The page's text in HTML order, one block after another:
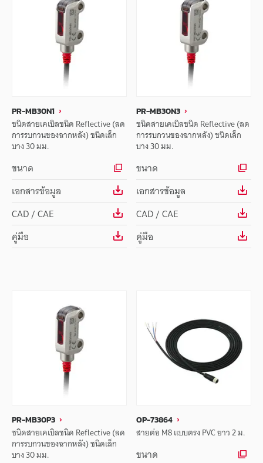
PR-MB30N1
ชนิดสายเคเบิลชนิด Reflective (ลด
การรบกวนของฉากหลัง) ชนิดเล็ก
บาง 30 มม.
ขนาด
เอกสารข้อมูล
CAD / CAE
คู่มือ
PR-MB30N3
ชนิดสายเคเบิลชนิด Reflective (ลด
การรบกวนของฉากหลัง) ชนิดเล็ก
บาง 30 มม.
ขนาด
เอกสารข้อมูล
CAD / CAE
คู่มือ
PR-MB30P3
ชนิดสายเคเบิลชนิด Reflective (ลด
การรบกวนของฉากหลัง) ชนิดเล็ก
บาง 30 มม.
OP-73864
สายต่อ M8 แบบตรง PVC ยาว 2 ม.
ขนาด